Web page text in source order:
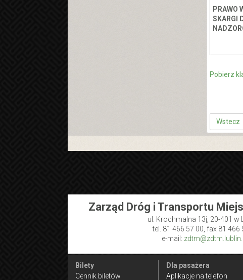
PRAWO
SKARGI
Pobierz
Wstecz
Zarząd Dróg i Transportu
ul. Krochmalna 13j, 20-401 w
tel. 81 466 57 00, fax 81 466
e-mail:
Bilety
Cennik biletów
Dla pasażera
Aplikacje na telefon